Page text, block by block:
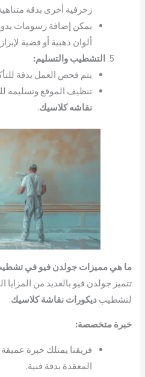
زخرفية أخرى بدقة
يمكن إضافة رسومات
ألوان ذهبية أو فضية
التشطيب والتسليم:
يتم فحص العمل بدقة
تنظيف الموقع وتسليمه
نقاشه كلاسيك.
ما هي مميزات جولدن فيو في
تتميز جولدن فيو بالعديد من المزايا
لتشطيبديكورات نقاشة كلاسيك:
خبرة متخصصة:
فريقنا يمتلك خبرة عميقة
المعقدة بدقة فنية.